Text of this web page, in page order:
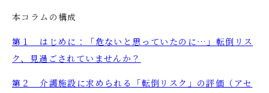
本コラムの構成
第１ はじめに：「危ないと思っていたのに…」転倒リス
ク、見過ごされていませんか？
第２ 介護施設に求められる「転倒リスク」の評価（アセ